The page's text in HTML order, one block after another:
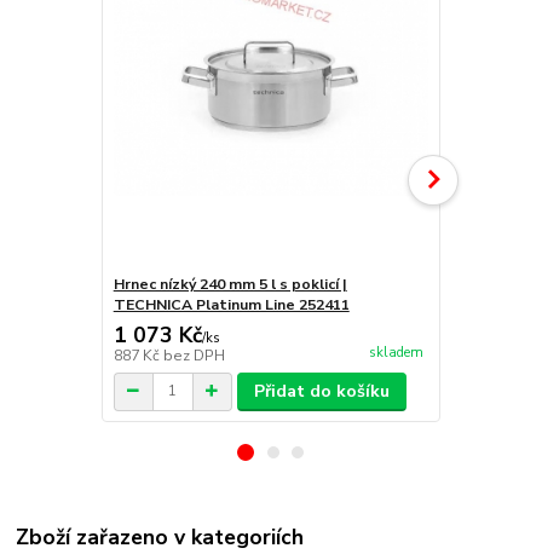
Hrnec nízký 240 mm 5 l s poklicí |
TECHNICA Platinum Line 252411
1 073 Kč/ks
887 Kč bez DPH skladem
Přidat do košíku
Zboží zařazeno v kategoriích